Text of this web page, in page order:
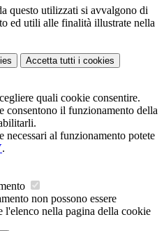
questo utilizzati si avvalgono di
ed utili alle finalità illustrate nella
Accetta tutti i cookies
quali cookie consentire.
consentono il funzionamento della
necessari al funzionamento potete
.
non possono essere
l'elenco nella pagina della cookie